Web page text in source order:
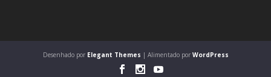
Desenhado por Elegant Themes | Alimentado por WordPress